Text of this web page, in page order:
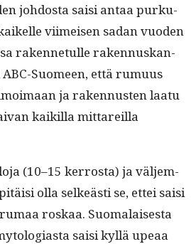
joh­dos­ta saisi antaa purku­
viimeisen sadan vuo­den
raken­netulle raken­nuskan­
Suomeen, että rumuus
ja raken­nusten laatu
kaikil­la mittareil­la
(10–15 ker­rosta) ja väl­jem­
olla selkeästi se, ettei saisi
roskaa. Suo­ma­lais­es­ta
saisi kyl­lä upeaa